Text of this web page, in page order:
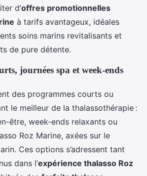
d’offres promotionnelles
à tarifs avantageux, idéales
soins marins revitalisants et
de pure détente.
journées spa et week-ends
des programmes courts ou
le meilleur de la thalassothérapie :
être, week-ends relaxants ou
Roz Marine, axées sur le
Ces options s’adressent tant
dans l’expérience thalasso Roz